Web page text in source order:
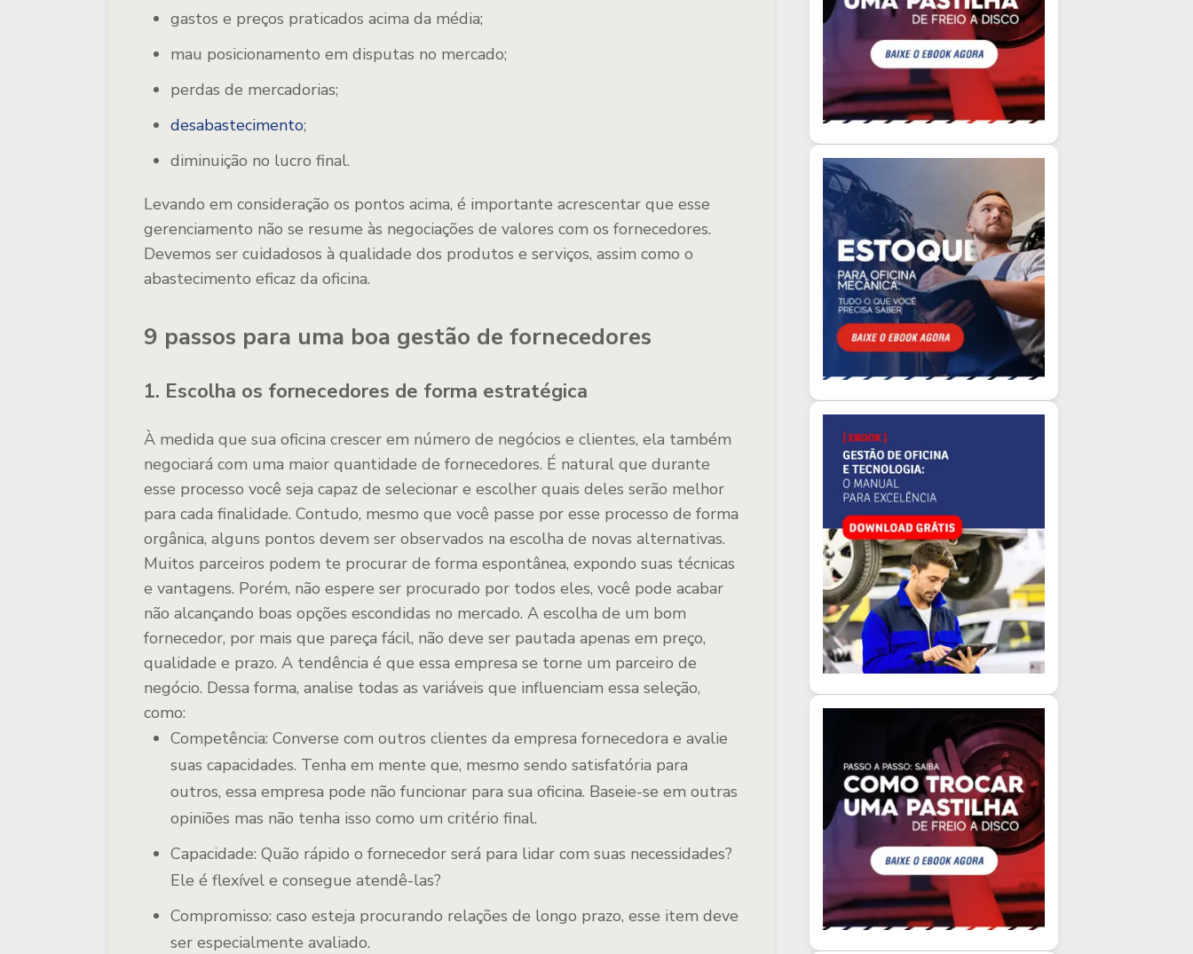
gastos e preços praticados acima da média;
mau posicionamento em disputas no mercado;
perdas de mercadorias;
desabastecimento;
diminuição no lucro final.
Levando em consideração os pontos acima, é importante acrescentar que esse
gerenciamento não se resume às negociações de valores com os fornecedores.
Devemos ser cuidadosos à qualidade dos produtos e serviços, assim como o
abastecimento eficaz da oficina.
9 passos para uma boa gestão de fornecedores
1. Escolha os fornecedores de forma estratégica
À medida que sua oficina crescer em número de negócios e clientes, ela também
negociará com uma maior quantidade de fornecedores. É natural que durante
esse processo você seja capaz de selecionar e escolher quais deles serão melhor
para cada finalidade. Contudo, mesmo que você passe por esse processo de forma
orgânica, alguns pontos devem ser observados na escolha de novas alternativas.
Muitos parceiros podem te procurar de forma espontânea, expondo suas técnicas
e vantagens. Porém, não espere ser procurado por todos eles, você pode acabar
não alcançando boas opções escondidas no mercado. A escolha de um bom
fornecedor, por mais que pareça fácil, não deve ser pautada apenas em preço,
qualidade e prazo. A tendência é que essa empresa se torne um parceiro de
negócio. Dessa forma, analise todas as variáveis que influenciam essa seleção,
como:
Competência: Converse com outros clientes da empresa fornecedora e avalie
suas capacidades. Tenha em mente que, mesmo sendo satisfatória para
outros, essa empresa pode não funcionar para sua oficina. Baseie-se em outras
opiniões mas não tenha isso como um critério final.
Capacidade: Quão rápido o fornecedor será para lidar com suas necessidades?
Ele é flexível e consegue atendê-las?
Compromisso: caso esteja procurando relações de longo prazo, esse item deve
ser especialmente avaliado.